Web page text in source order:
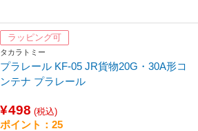
ラッピング可
タカラトミー
プラレール KF-05 JR貨物20G・30A形コ
ンテナ プラレール
¥498 (税込)
ポイント：25